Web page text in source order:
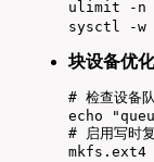
ulimit -n
sysctl -w
块设备优化
# 检查设备
echo
# 启用写时复
mkfs.ext4